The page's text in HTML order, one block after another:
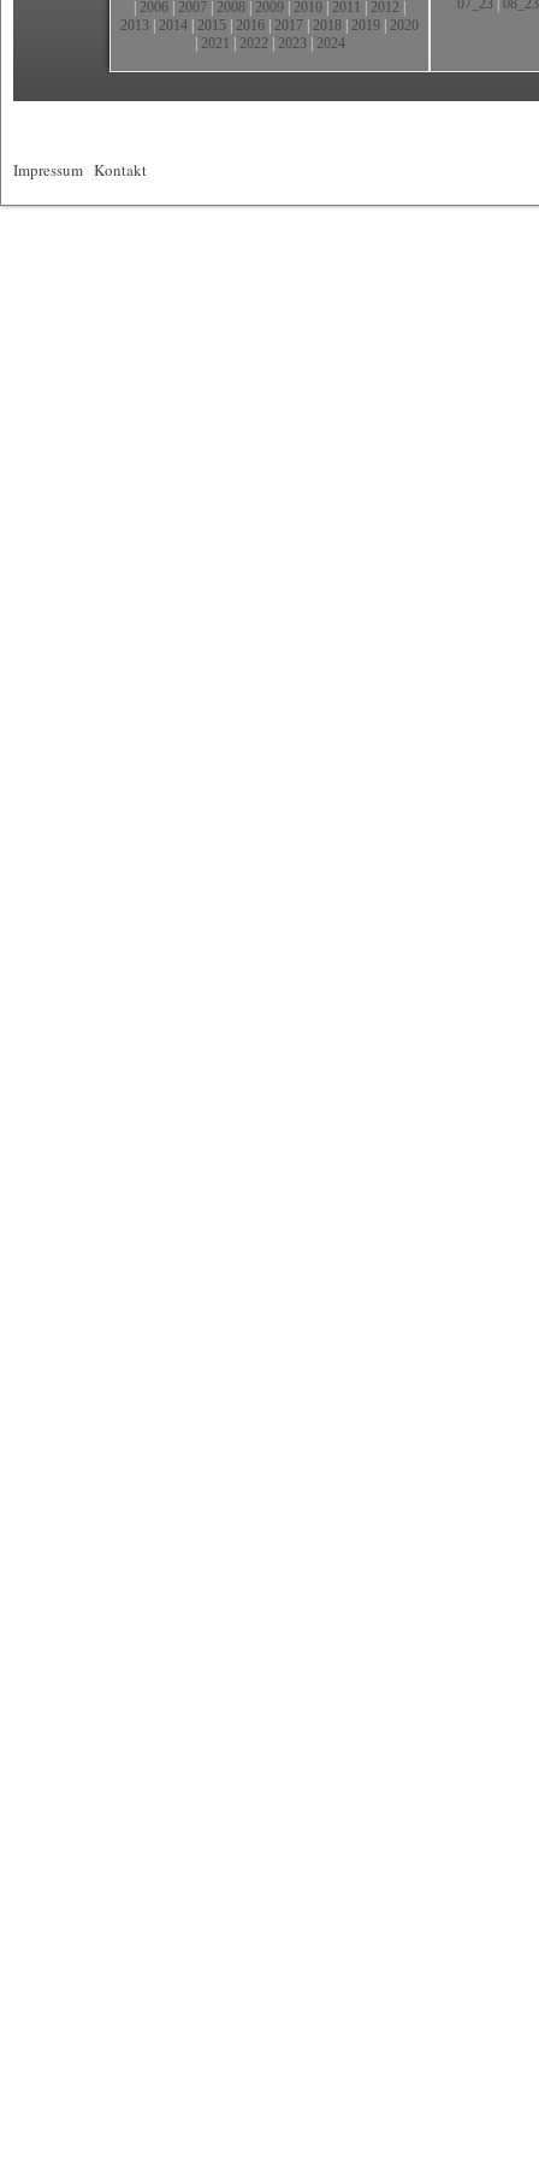
2006 2007 2008 2009 2010 2011 2012
2013 2014 2015 2016 2017 2018 2019 2020
2021 2022 2023| 2024
07_23 08_23
Impressum Kontakt